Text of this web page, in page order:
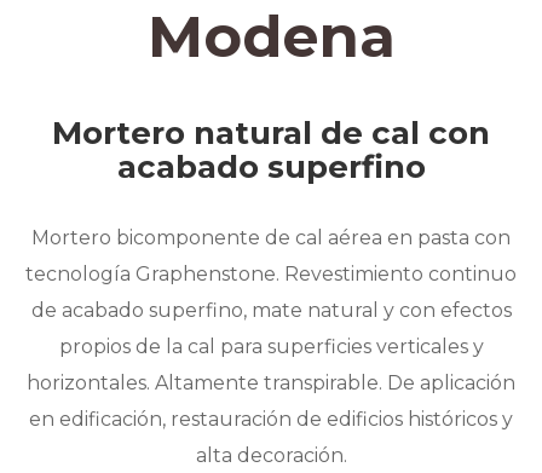
Modena
Mortero natural de cal con
acabado superfino
Mortero bicomponente de cal aérea en pasta con
tecnología Graphenstone. Revestimiento continuo
de acabado superfino, mate natural y con efectos
propios de la cal para superficies verticales y
horizontales. Altamente transpirable. De aplicación
en edificación, restauración de edificios históricos y
alta decoración.